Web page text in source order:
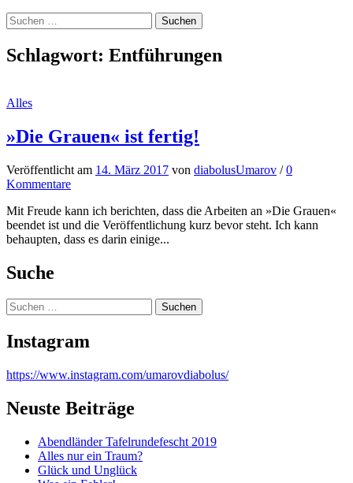
Suchen
nach:
Schlagwort: Entführungen
Alles
»Die Grauen« ist fertig!
Veröffentlicht am 14. März 2017 von diabolusUmarov /0
Kommentare
Mit Freude kann ich berichten, dass die Arbeiten an »Die Grauen«
beendet ist und die Veröffentlichung kurz bevor steht. Ich kann
behaupten, dass es darin einige...
Suche
Suchen
nach:
Instagram
https://www.instagram.com/umarovdiabolus/
Neuste Beiträge
Abendländer Tafelrundefescht 2019
Alles nur ein Traum?
Glück und Unglück